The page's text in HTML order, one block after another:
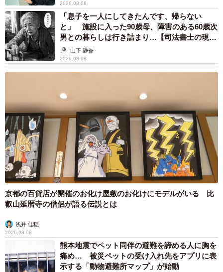
2026.08.08
「息子を一人にしてきたんです、帰らない
と」 施設に入った90歳母、障害のある60歳次
男との暮らしは行き詰まり…【司法書士の現場
から】山下 静香
2026.08.08
京都の百貨店が開催のお化け屋敷のお化けにモデルがいる 比
叡山延暦寺の僧侶が語る伝説とは
浅井 佳穂
2026.08.08
熊本地震でペット同伴の避難を諦める人に胸を
痛め… 被災ペットの受け入れ先をアプリに表
示する「動物避難所マップ」が始動